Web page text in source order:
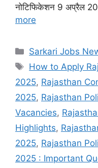
नोटिफिकेशन 9 अप्रैल
more
Categories
Sarkari Jobs
Tags
How to Apply
2025, Rajasthan
2025, Rajasthan
Vacancies,
Highlights,
2025, Rajasthan
2025 : Important